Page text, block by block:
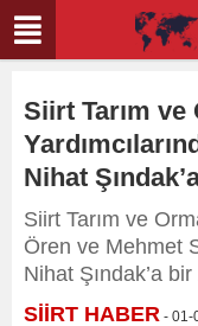
Siirt Tarım
Nihat
Siirt Tarım ve
Ören ve Mehmet
Nihat Şındak’a
SİİRT HABER - 01-